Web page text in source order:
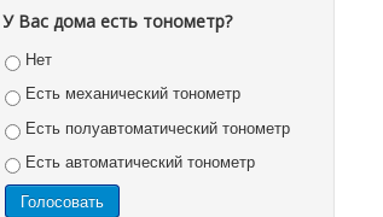
У Вас дома есть тонометр?
Нет
Есть механический тонометр
Есть полуавтоматический тонометр
Есть автоматический тонометр